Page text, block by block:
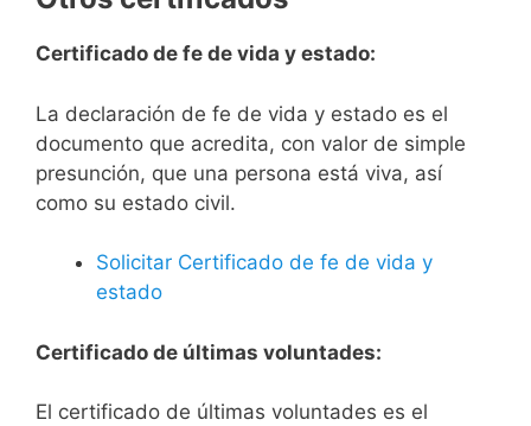
Certificado de fe de vida y estado:
La declaración de fe de vida y estado es el
documento que acredita, con valor de simple
presunción, que una persona está viva, así
como su estado civil.
Solicitar Certificado de fe de vida y
estado
Certificado de últimas voluntades:
El certificado de últimas voluntades es el